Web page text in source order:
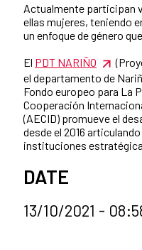
Actualmente participan
ellas mujeres, teniendo
un enfoque de género
El PDT NARIÑO
el departamento de
Fondo europeo para La
Cooperación
(AECID) promueve el
desde el 2016
instituciones
DATE
13/10/2021 -